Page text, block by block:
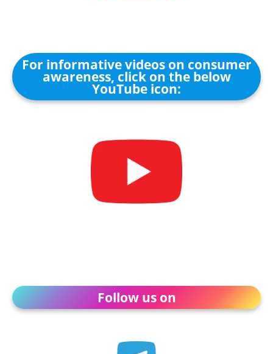
For informative videos on consumer
awareness, click on the below
YouTube icon:
Follow us on